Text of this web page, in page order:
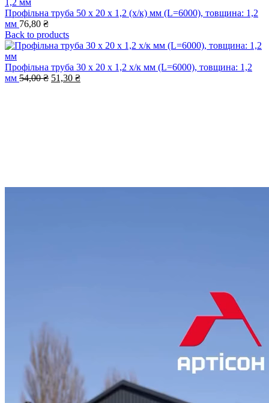
Профільна труба 50 x 20 x 1,2 (х/к) мм (L=6000), товщина: 1,2
мм 76,80 ₴
Back to products
Профільна труба 30 x 20 x 1,2 х/к мм (L=6000), товщина: 1,2
мм 54,00₴ Оригінальна
51,30 ₴Поточна